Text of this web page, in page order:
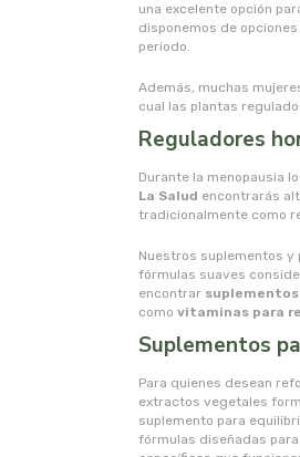
una excelente opción
disponemos de opciones
periodo.
Además, muchas
cual las plantas
Reguladores
Durante la menopausia
La Salud encontrarás
tradicionalmente como
Nuestros suplementos y
fórmulas suaves
encontrar
como vitaminas para
Suplementos
Para quienes desean
extractos vegetales
suplemento para
fórmulas diseñadas